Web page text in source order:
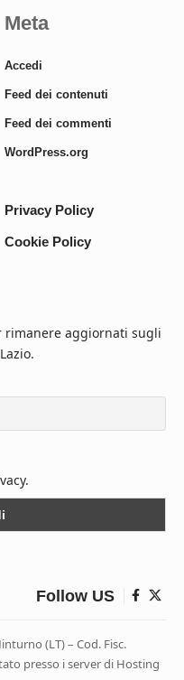
Meta
Accedi
Feed dei contenuti
Feed dei commenti
WordPress.org
Privacy Policy
Cookie Policy
aggiornati sugli
Follow US
(LT) – Cod. Fisc.
presso i server di Hosting